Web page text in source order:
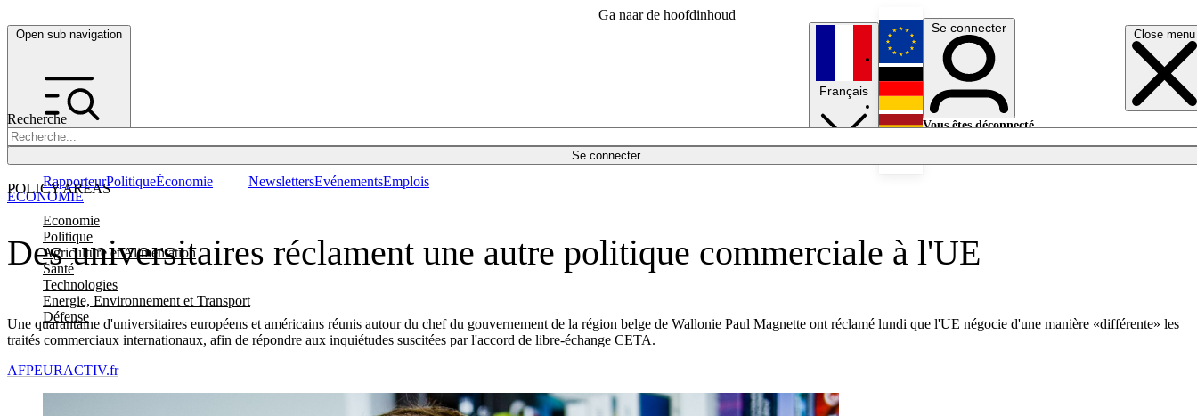
Ga naar de hoofdinhoud
Open sub navigation Close menu
Recherche
Se connecter
POLICY AREAS
Economie
Politique
Agriculture et Alimentation
Santé
Technologies
Energie, Environnement et Transport
Défense
RapporteurPolitiqueÉconomie NewslettersEvénementsEmplois
Français
English
Deutsch
Se connecter
Vous êtes déconnecté.
Des universitaires réclament une autre politique commerciale à l'UE
Une quarantaine d'universitaires européens et américains réunis autour du chef du gouvernement de la région belge de Wallonie Paul Magnette ont réclamé lundi que l'UE négocie d'une manière «différente» les
traités commerciaux internationaux, afin de répondre aux inquiétudes suscitées par l'accord de libre-échange CETA.
ÉCONOMIE
AFPEURACTIV.fr